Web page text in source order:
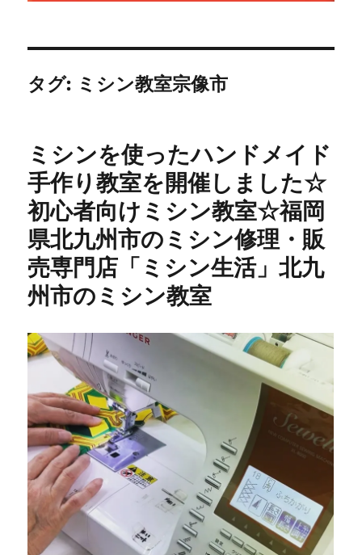
タグ: ミシン教室宗像市
ミシンを使ったハンドメイド
手作り教室を開催しました☆
初心者向けミシン教室☆福岡
県北九州市のミシン修理・販
売専門店「ミシン生活」北九
州市のミシン教室